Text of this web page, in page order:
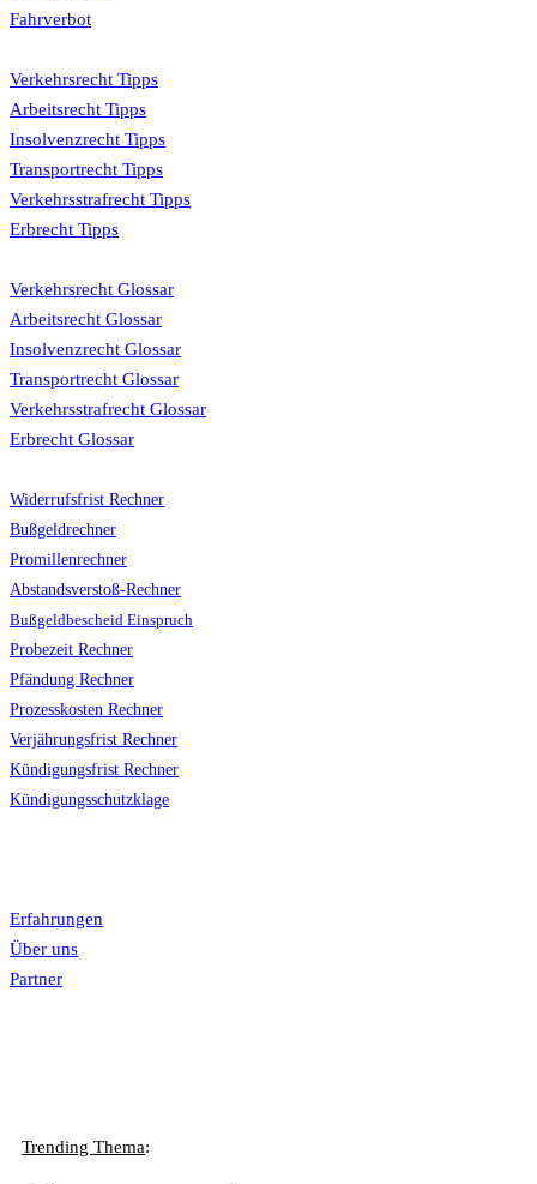
Fahrverbot
Verkehrsrecht Tipps
Arbeitsrecht Tipps
Insolvenzrecht Tipps
Transportrecht Tipps
Verkehrsstrafrecht Tipps
Erbrecht Tipps
Verkehrsrecht Glossar
Arbeitsrecht Glossar
Insolvenzrecht Glossar
Transportrecht Glossar
Verkehrsstrafrecht Glossar
Erbrecht Glossar
Widerrufsfrist Rechner
Bußgeldrechner
Promillenrechner
Abstandsverstoß-Rechner
Bußgeldbescheid Einspruch
Probezeit Rechner
Pfändung Rechner
Prozesskosten Rechner
Verjährungsfrist Rechner
Kündigungsfrist Rechner
Kündigungsschutzklage
Erfahrungen
Über uns
Partner
Trending Thema: